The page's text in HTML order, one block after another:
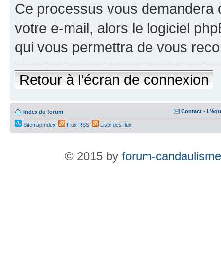
Ce processus vous demandera
votre e-mail, alors le logiciel
qui vous permettra de vous
Retour à l’écran de connexion
Index du forum Contact •
SitemapIndex Flux RSS Liste des flux
© 2015 by forum-